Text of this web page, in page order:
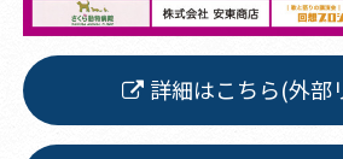
詳細はこちら(外部